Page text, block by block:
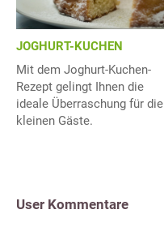
JOGHURT-KUCHEN
Mit dem Joghurt-Kuchen-
Rezept gelingt Ihnen die
ideale Überraschung für die
kleinen Gäste.
User Kommentare